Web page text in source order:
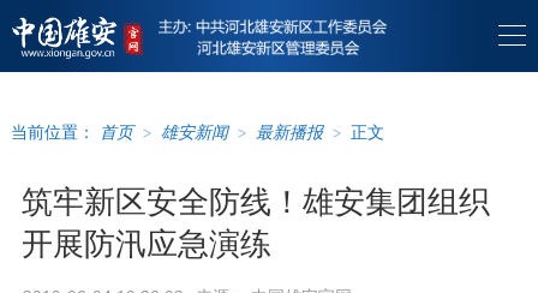
当前位置： 首页 > 雄安新闻 > 最新播报 > 正文
筑牢新区安全防线！雄安集团组织
开展防汛应急演练